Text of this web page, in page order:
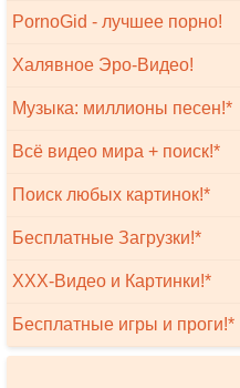
PornoGid - лучшее порно!
Халявное Эро-Видео!
Музыка: миллионы песен!*
Всё видео мира + поиск!*
Поиск любых картинок!*
Бесплатные Загрузки!*
XXX-Видео и Картинки!*
Бесплатные игры и проги!*